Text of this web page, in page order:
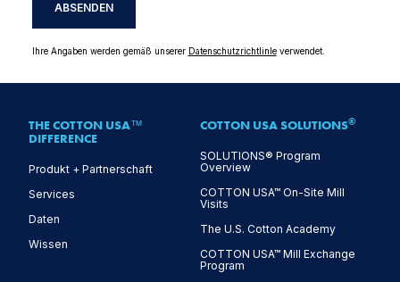
ABSENDEN
Ihre Angaben werden gemäß unserer DatenschutzrichtlinIeverwendet.
THE COTTON USA™
DIFFERENCE
Produkt + Partnerschaft
Services
Daten
Wissen
COTTON USA SOLUTIONS®
SOLUTIONS® Program
Overview
COTTON USA™ On-Site Mill
Visits
The U.S. Cotton Academy
COTTON USA™ Mill Exchange
Program